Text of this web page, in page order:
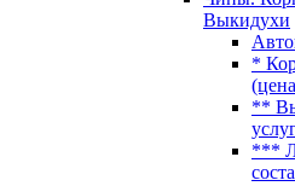
Выкидухи
*
**
***